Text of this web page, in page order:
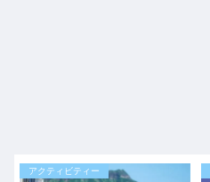
アクティビティー